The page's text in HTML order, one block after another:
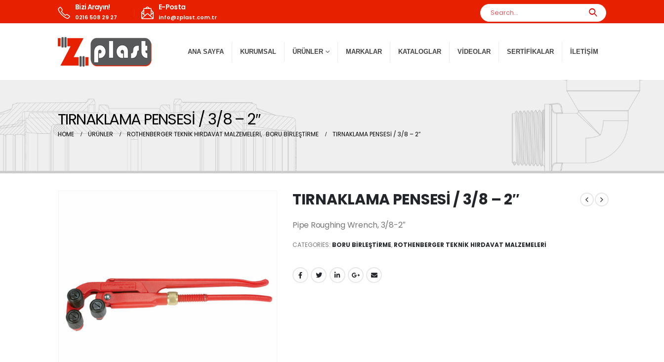
Bizi Arayın!
0216 508 29 27
E-Posta
info@zplast.com.tr
ANA SAYFA KURUMSAL ÜRÜNLER MARKALAR KATALOGLAR VIDEOLAR SERTIFIKALAR İLETIŞIM
TIRNAKLAMA PENSESİ / 3/8 – 2″
HOME ÜRÜNLER ROTHENBERGER TEKNİK HIRDAVAT MALZEMELERİ, BORU BİRLEŞTİRME TIRNAKLAMA PENSESİ / 3/8 – 2″
TIRNAKLAMA PENSESİ / 3/8 – 2″
Pipe Roughing Wrench, 3/8-2″
CATEGORIES: BORU BİRLEŞTİRME, ROTHENBERGER TEKNİK HIRDAVAT MALZEMELERİ